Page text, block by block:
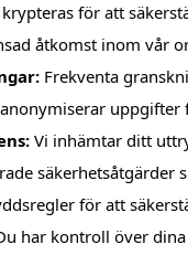
för att
åtkomst inom vår
Frekventa
Vi inhämtar ditt
säkerhetsåtgärder
för att
har kontroll över